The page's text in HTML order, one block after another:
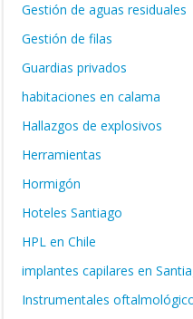
Gestión de aguas residuales
Gestión de filas
Guardias privados
habitaciones en calama
Hallazgos de explosivos
Herramientas
Hormigón
Hoteles Santiago
HPL en Chile
implantes capilares en
Instrumentales